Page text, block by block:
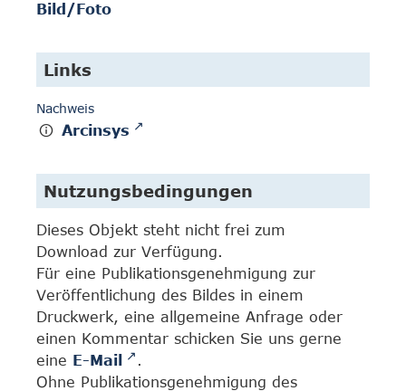
Bild/Foto
Links
Nachweis
Arcinsys
Nutzungsbedingungen
Dieses Objekt steht nicht frei zum
Download zur Verfügung.
Für eine Publikationsgenehmigung zur
Veröffentlichung des Bildes in einem
Druckwerk, eine allgemeine Anfrage oder
einen Kommentar schicken Sie uns gerne
eine E-Mail
.
Ohne Publikationsgenehmigung des